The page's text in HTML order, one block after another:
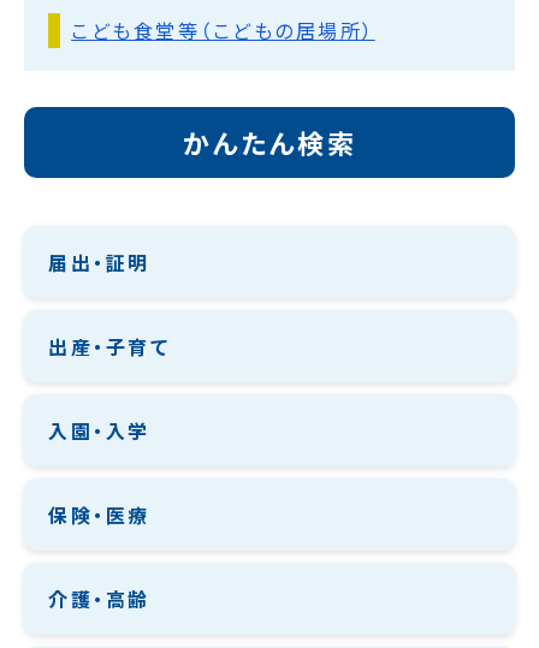
こども食堂等（こどもの居場所）
かんたん検索
届出・証明
出産・子育て
入園・入学
保険・医療
介護・高齢